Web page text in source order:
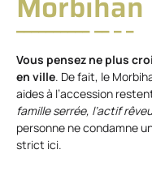
Vous pensez ne plus
en ville. De fait, le
aides à l’accession
famille serrée, l’actif
personne ne condamne
strict ici.